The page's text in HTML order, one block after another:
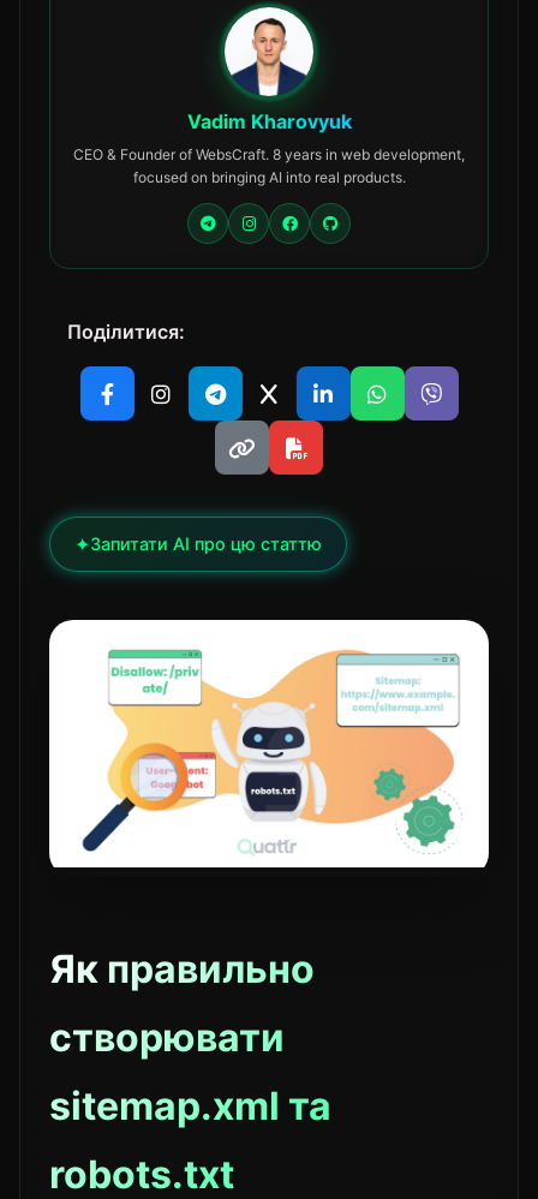
Vadim Kharovyuk
CEO & Founder of WebsCraft. 8 years in web development,
focused on bringing AI into real products.
Поділитися:
✦Запитати AI про цю статтю
Як правильно
створювати
sitemap.xml та
robots.txt